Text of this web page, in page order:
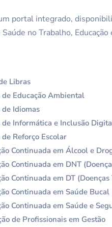
portal integrado,
Saúde no Trabalho,
Libras
de Educação Ambiental
de Idiomas
de Informática e Inclusão
de Reforço Escolar
Continuada em Álcool e
Continuada em DNT
Continuada em DT
Continuada em Saúde Bucal
Continuada em Saúde e
de Profissionais em Gestão